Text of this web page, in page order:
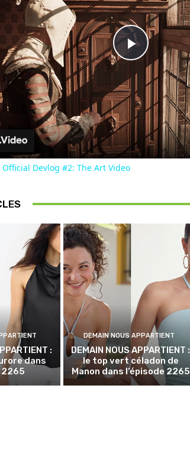
Play
Video
Devlog #2: The Art Video
:
dans
2265
DEMAIN NOUS APPARTIENT
DEMAIN NOUS APPARTIENT :
le top vert céladon de
Manon dans l’épisode 2265